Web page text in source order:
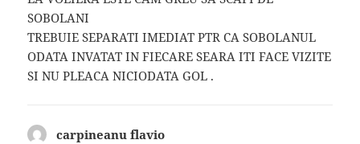
SOBOLANI
TREBUIE SEPARATI IMEDIAT PTR CA SOBOLANUL
ODATA INVATAT IN FIECARE SEARA ITI FACE VIZITE
SI NU PLEACA NICIODATA GOL .
carpineanu flavio